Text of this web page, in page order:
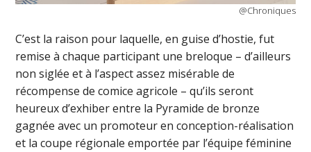
@Chroniques
C’est la raison pour laquelle, en guise d’hostie, fut
remise à chaque participant une breloque – d’ailleurs
non siglée et à l’aspect assez misérable de
récompense de comice agricole – qu’ils seront
heureux d’exhiber entre la Pyramide de bronze
gagnée avec un promoteur en conception-réalisation
et la coupe régionale emportée par l’équipe féminine